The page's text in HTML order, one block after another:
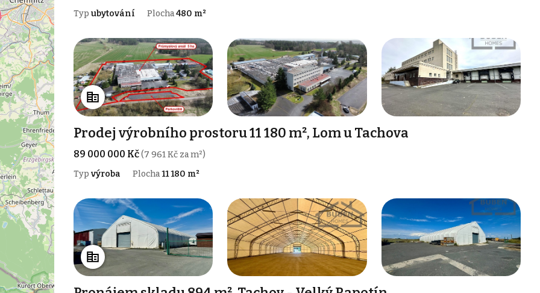
Typ ubytování Plocha480 m²
Prodej výrobního prostoru 11 180 m², Lom u Tachova
89 000 000 Kč(7 961 Kč za m²)
Typ výroba Plocha11 180 m²